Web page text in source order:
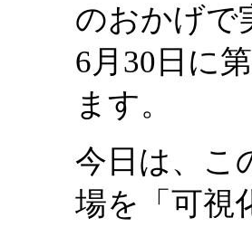
のおかげで
6月30日に
ます。
今日は、こ
場を「可視